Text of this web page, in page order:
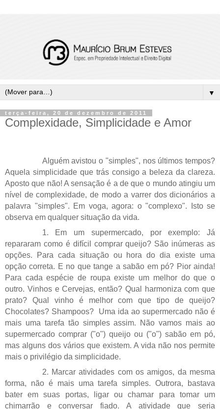
▼
terça-feira, 20 de dezembro de 2011
Complexidade, Simplicidade e Amor
Alguém avistou o "simples", nos últimos tempos?
Aquela simplicidade que trás consigo a beleza da clareza.
Aposto que não! A sensação é a de que o mundo atingiu um
nível de complexidade, de modo a varrer dos dicionários a
palavra "simples". Em voga, agora: o "complexo". Isto se
observa em qualquer situação da vida.
1. Em um supermercado, por exemplo: Já
repararam como é difícil comprar queijo? São inúmeras as
opções. Para cada situação ou hora do dia existe uma
opção correta. E no que tange a sabão em pó? Pior ainda!
Para cada espécie de roupa existe um melhor do que o
outro. Vinhos e Cervejas, então? Qual harmoniza com que
prato? Qual vinho é melhor com que tipo de queijo?
Chocolates? Shampoos?
Uma ida ao supermercado não é
mais uma tarefa tão simples assim. Não vamos mais ao
supermercado comprar ("o") queijo ou ("o") sabão em pó,
mas alguns dos vários que existem. A vida não nos permite
mais o privilégio da simplicidade.
2. Marcar atividades com os amigos, da mesma
forma, não é mais uma tarefa simples. Outrora, bastava
bater em suas portas, ligar ou chamar para tomar um
chimarrão e conversar fiado. A atividade que seria